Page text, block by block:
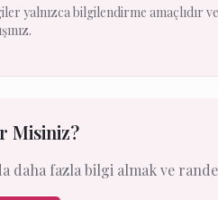
yalnızca bilgilendirme amaçlıdır
Misiniz?
daha fazla bilgi almak ve